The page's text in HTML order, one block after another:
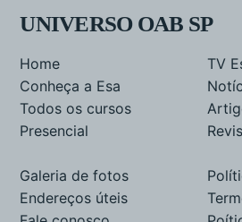
UNIVERSO OAB SP
Home
Conheça a Esa
Todos os cursos
Presencial
TV
Galeria de fotos
Endereços úteis